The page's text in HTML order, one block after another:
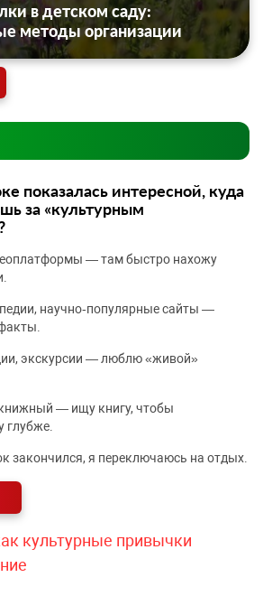
в детском саду:
методы организации
показалась интересной, куда
за «культурным
— там быстро нахожу
научно‑популярные сайты —
экскурсии — люблю «живой»
— ищу книгу, чтобы
глубже.
закончился, я переключаюсь на отдых.
культурные привычки